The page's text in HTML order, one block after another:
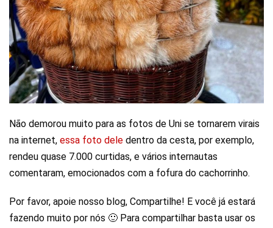
Não demorou muito para as fotos de Uni se tornarem virais
na internet, essa foto dele dentro da cesta, por exemplo,
rendeu quase 7.000 curtidas, e vários internautas
comentaram, emocionados com a fofura do cachorrinho.
Por favor, apoie nosso blog, Compartilhe! E você já estará
fazendo muito por nós 🙂 Para compartilhar basta usar os